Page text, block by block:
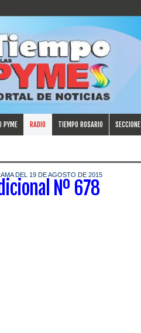
PYME RADIO TIEMPO ROSARIO
DEL 19 DE AGOSTO DE 2015
Nº 678